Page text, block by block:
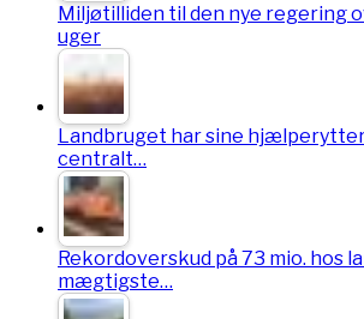
Miljøtilliden til den nye regering
uger
Landbruget har sine
centralt…
Rekordoverskud på 73 mio. hos
mægtigste…